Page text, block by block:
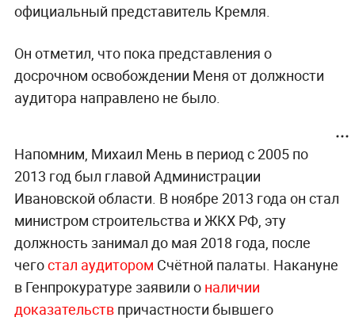
официальный представитель Кремля.
Он отметил, что пока представления о
досрочном освобождении Меня от должности
аудитора направлено не было.
Напомним, Михаил Мень в период с 2005 по
2013 год был главой Администрации
Ивановской области. В ноябре 2013 года он стал
министром строительства и ЖКХ РФ, эту
должность занимал до мая 2018 года, после
чегостал аудитором Счётной палаты. Накануне
в Генпрокуратуре заявили о наличии
доказательствпричастности бывшего